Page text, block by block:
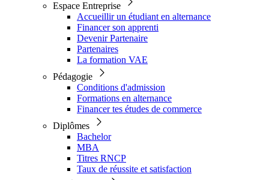
Espace Entreprise
Accueillir un étudiant en alternance
Financer son apprenti
Devenir Partenaire
Partenaires
La formation VAE
Pédagogie
Conditions d'admission
Formations en alternance
Financer tes études de commerce
Diplômes
Bachelor
MBA
Titres RNCP
Taux de réussite et satisfaction